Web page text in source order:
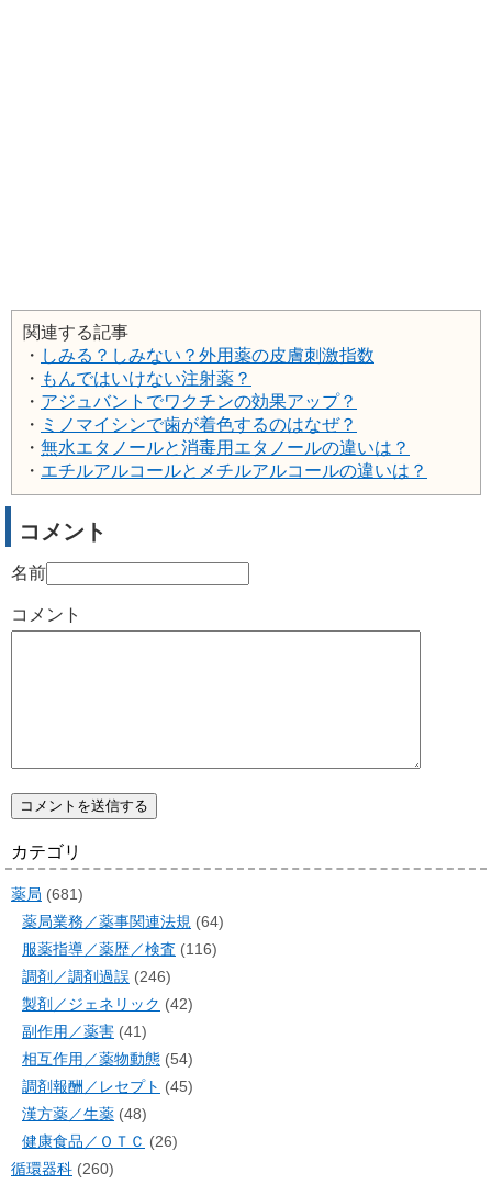
関連する記事
・ しみる？しみない？外用薬の皮膚刺激指数
・ もんではいけない注射薬？
・ アジュバントでワクチンの効果アップ？
・ ミノマイシンで歯が着色するのはなぜ？
・ 無水エタノールと消毒用エタノールの違いは？
・ エチルアルコールとメチルアルコールの違いは？
コメント
名前
コメント
カテゴリ
薬局 (681)
薬局業務／薬事関連法規 (64)
服薬指導／薬歴／検査 (116)
調剤／調剤過誤 (246)
製剤／ジェネリック (42)
副作用／薬害 (41)
相互作用／薬物動態 (54)
調剤報酬／レセプト (45)
漢方薬／生薬 (48)
健康食品／ＯＴＣ (26)
循環器科 (260)